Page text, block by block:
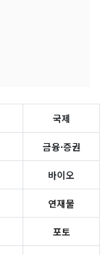
국제
금융·증권
바이오
연재물
포토